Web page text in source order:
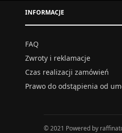
INFORMACJE
FAQ
Zwroty i reklamacje
Czas realizacji zamówień
Prawo do odstąpienia od
© 2021 Powered by